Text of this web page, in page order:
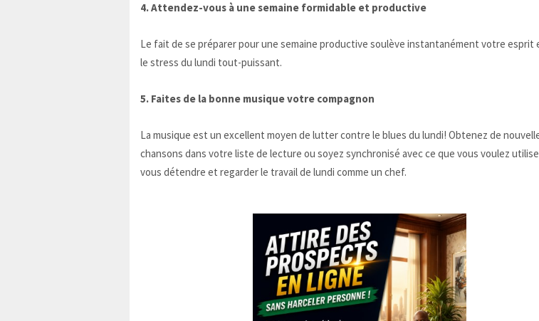
4. Attendez-vous à une semaine formidable et productive
Le fait de se préparer pour une semaine productive soulève instantanément votre esprit
le stress du lundi tout-puissant.
5. Faites de la bonne musique votre compagnon
La musique est un excellent moyen de lutter contre le blues du lundi! Obtenez de
chansons dans votre liste de lecture ou soyez synchronisé avec ce que vous voulez
vous détendre et regarder le travail de lundi comme un chef.